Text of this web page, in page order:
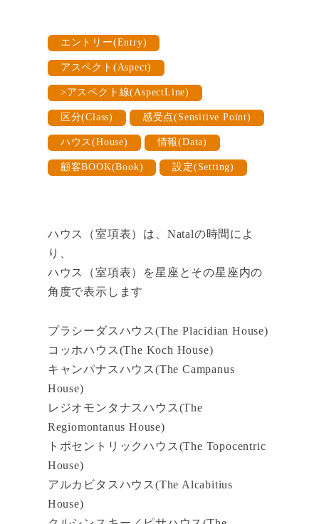
ok r
es
t
bl
r
エントリー(Entry)
アスペクト(Aspect)
>アスペクト線(AspectLine)
区分(Class) 感受点(Sensitive Point)
ハウス(House) 情報(Data)
顧客BOOK(Book) 設定(Setting)
ハウス（室項表）は、Natalの時間によ
り、
ハウス（室項表）を星座とその星座内の
角度で表示します
プラシーダスハウス(The Placidian House)
コッホハウス(The Koch House)
キャンパナスハウス(The Campanus
House)
レジオモンタナスハウス(The
Regiomontanus House)
トポセントリックハウス(The Topocentric
House)
アルカビタスハウス(The Alcabitius
House)